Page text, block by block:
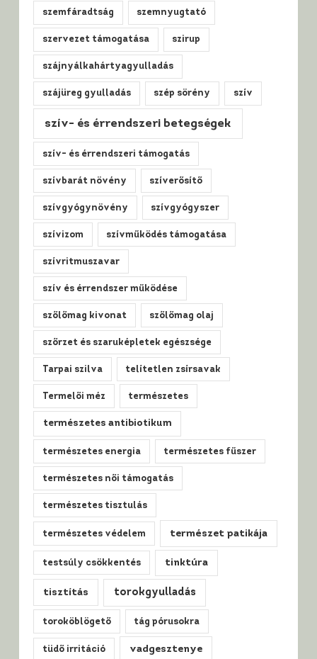
szemfáradtság szemnyugtató
szervezet támogatása szirup
szájnyálkahártyagyulladás
szájüreg gyulladás szép sörény szív
szív- és érrendszeri betegségek
szív- és érrendszeri támogatás
szívbarát növény szíverősítő
szívgyógynövény szívgyógyszer
szívizom szívműködés támogatása
szívritmuszavar
szív és érrendszer működése
szőlőmag kivonat szőlőmag olaj
szőrzet és szaruképletek egészsége
Tarpai szilva telítetlen zsírsavak
Termelői méz természetes
természetes antibiotikum
természetes energia természetes fűszer
természetes női támogatás
természetes tisztulás
természetes védelem természet patikája
testsúly csökkentés tinktúra
tisztítás torokgyulladás
toroköblögető tág pórusokra
tüdő irritáció vadgesztenye